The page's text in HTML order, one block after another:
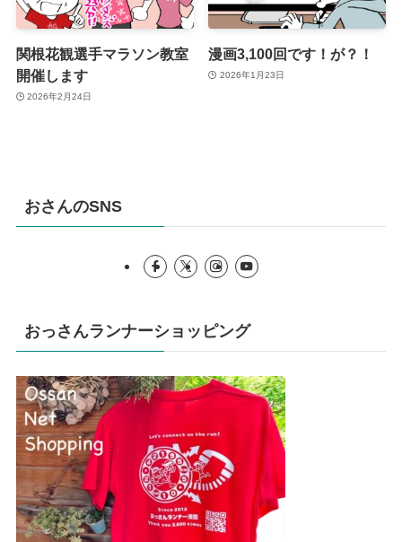
関根花観選手マラソン教室
開催します
2026年2月24日
漫画3,100回です！が？！
2026年1月23日
おさんのSNS
おっさんランナーショッピング